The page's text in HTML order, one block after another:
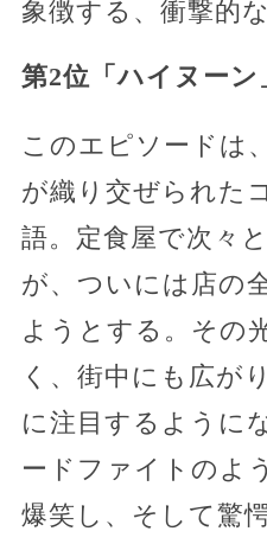
象徴する、衝撃的
第2位「ハイヌーン
このエピソードは
が織り交ぜられた
語。定食屋で次々
が、ついには店の
ようとする。その
く、街中にも広が
に注目するように
ードファイトのよ
爆笑し、そして驚